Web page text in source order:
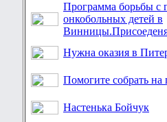
Программа борьбы с
онкобольных детей в
Нужна оказия в
Помогите собрать на
Настенька Бойчук